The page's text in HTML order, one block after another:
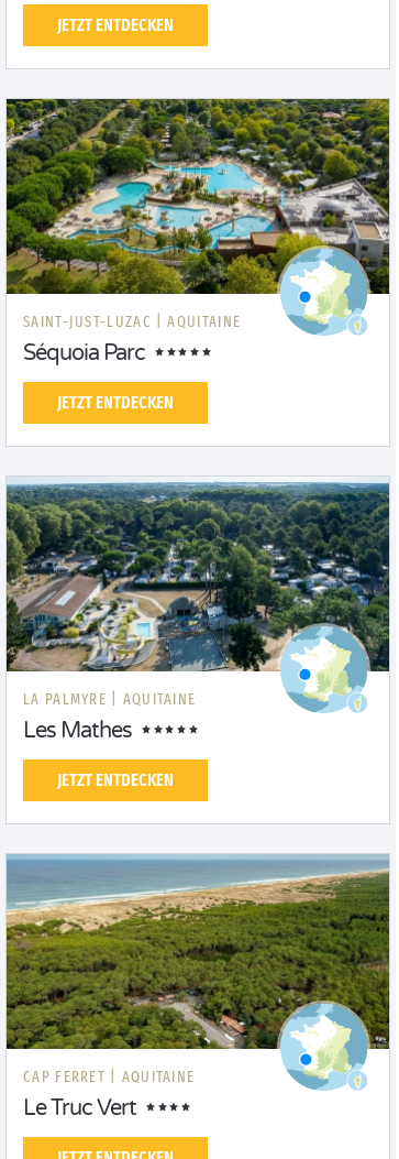
JETZT ENTDECKEN
SAINT-JUST-LUZAC | AQUITAINE
Séquoia Parc
JETZT ENTDECKEN
LA PALMYRE | AQUITAINE
Les Mathes
JETZT ENTDECKEN
CAP FERRET | AQUITAINE
Le Truc Vert